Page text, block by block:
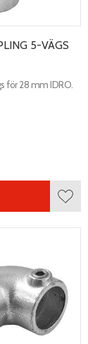
5-VÄGS
för 28 mm IDRO.